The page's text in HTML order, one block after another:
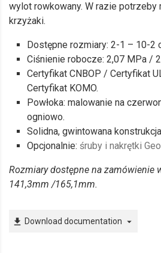
wylot rowkowany. W razie potrzeby
krzyżaki.
Dostępne rozmiary: 2-1 – 10-2
Ciśnienie robocze: 2,07 MPa /
Certyfikat CNBOP / Certyfikat
Certyfikat KOMO.
Powłoka: malowanie na
ogniowo.
Solidna, gwintowana
Opcjonalnie: śruby i nakrętki
Rozmiary dostępne na zamówienie
141,3mm /165,1mm.
file_download Download documentation arrow_drop_down